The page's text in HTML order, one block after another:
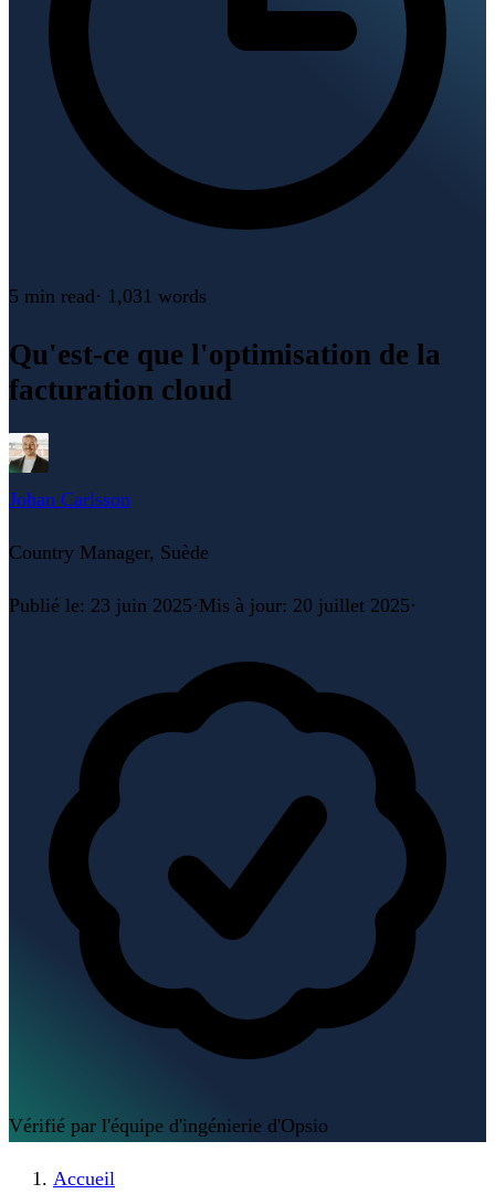
5 min read· 1,031 words
Qu'est-ce que l'optimisation de la
facturation cloud
Johan Carlsson
Country Manager, Suède
Publié le: 23 juin 2025·Mis à jour: 20 juillet 2025·
Vérifié par l'équipe d'ingénierie d'Opsio
Accueil